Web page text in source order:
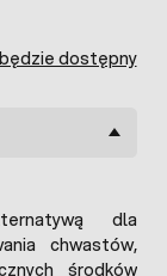
dostępny
dla
chwastów,
środków